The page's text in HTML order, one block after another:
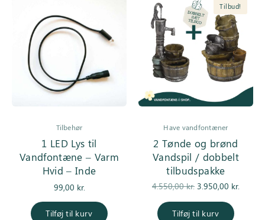
Tilbehør
1 LED Lys til
Vandfontæne – Varm
Hvid – Inde
99,00 kr.
Tilføj til kurv
Tilbud!
Have vandfontæner
2 Tønde og brønd
Vandspil / dobbelt
tilbudspakke
4.550,00kr.
Den
oprindelige
pris var:
3.950,00 kr.
Tilføj til kurv